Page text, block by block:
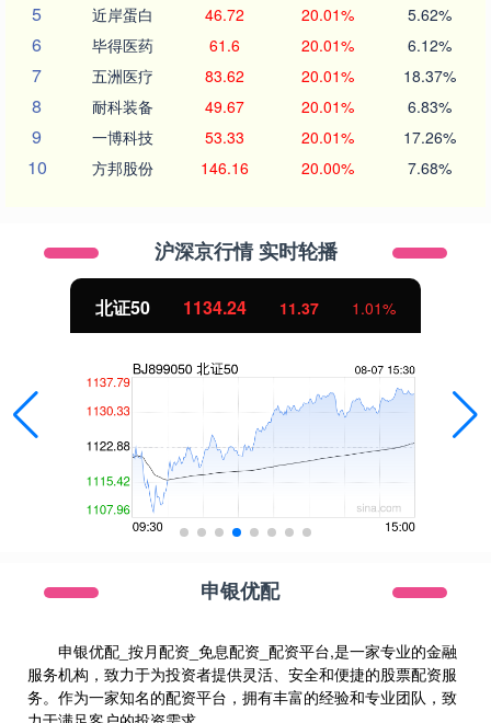
5 近岸蛋白 46.72 20.01% 5.62%
6 毕得医药 61.6 20.01% 6.12%
7 五洲医疗 83.62 20.01% 18.37%
8 耐科装备 49.67 20.01% 6.83%
9 一博科技 53.33 20.01% 17.26%
10 方邦股份 146.16 20.00% 7.68%
沪深京行情 实时轮播
北证50 1134.24 11.37 1.01%
申银优配
申银优配_按月配资_免息配资_配资平台,是一家专业的金融
服务机构，致力于为投资者提供灵活、安全和便捷的股票配资服
务。作为一家知名的配资平台，拥有丰富的经验和专业团队，致